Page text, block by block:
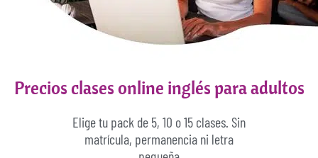
Precios clases online inglés para adultos
Elige tu pack de 5, 10 o 15 clases. Sin
matrícula, permanencia ni letra